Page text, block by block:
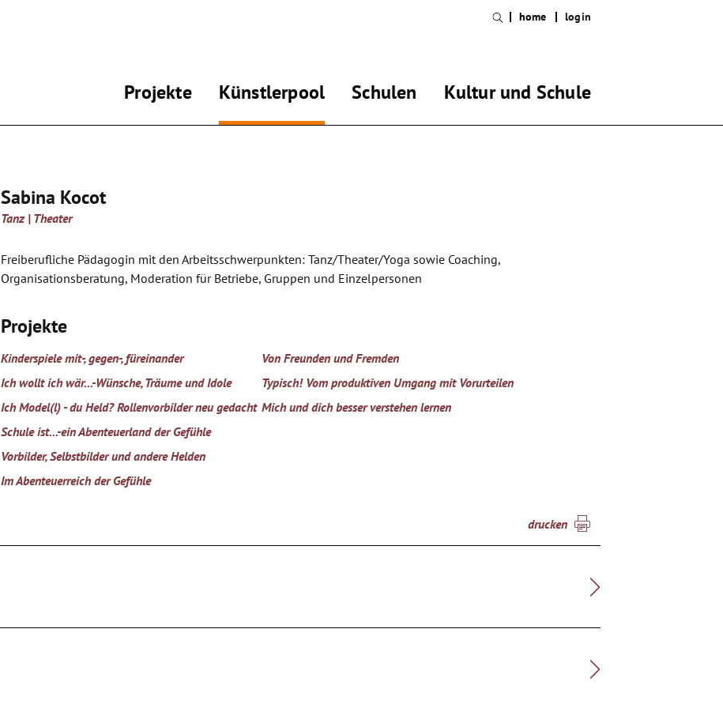
Projekte Künstlerpool Schulen Kultur und Schule
home login
Sabina Kocot
Tanz | Theater
Freiberufliche Pädagogin mit den Arbeitsschwerpunkten: Tanz/Theater/Yoga sowie Coaching,
Organisationsberatung, Moderation für Betriebe, Gruppen und Einzelpersonen
Projekte
Kinderspiele mit-, gegen-, füreinander
Ich wollt ich wär...-Wünsche, Träume und Idole
Ich Model(l) - du Held? Rollenvorbilder neu gedacht
Schule ist...-ein Abenteuerland der Gefühle
Vorbilder, Selbstbilder und andere Helden
Im Abenteuerreich der Gefühle
Von Freunden und Fremden
Typisch! Vom produktiven Umgang mit Vorurteilen
Mich und dich besser verstehen lernen
drucken